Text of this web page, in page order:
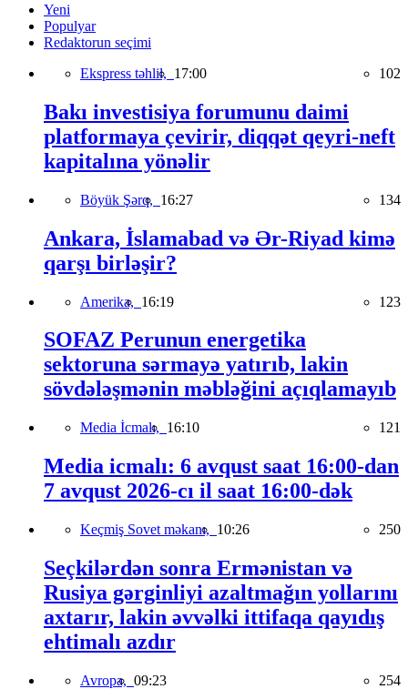
Yeni
Populyar
Redaktorun seçimi
Ekspress təhlil, 17:00 102
Bakı investisiya forumunu daimi
platformaya çevirir, diqqət qeyri-neft
kapitalına yönəlir
Böyük Şərq, 16:27 134
Ankara, İslamabad və Ər-Riyad kimə
qarşı birləşir?
Amerika, 16:19 123
SOFAZ Perunun energetika
sektoruna sərmayə yatırıb, lakin
sövdələşmənin məbləğini açıqlamayıb
Media İcmalı, 16:10 121
Media icmalı: 6 avqust saat 16:00-dan
7 avqust 2026-cı il saat 16:00-dək
Keçmiş Sovet məkanı, 10:26 250
Seçkilərdən sonra Ermənistan və
Rusiya gərginliyi azaltmağın yollarını
axtarır, lakin əvvəlki ittifaqa qayıdış
ehtimalı azdır
Avropa, 09:23 254